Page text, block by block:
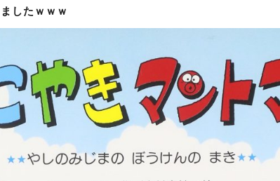
したｗｗｗ